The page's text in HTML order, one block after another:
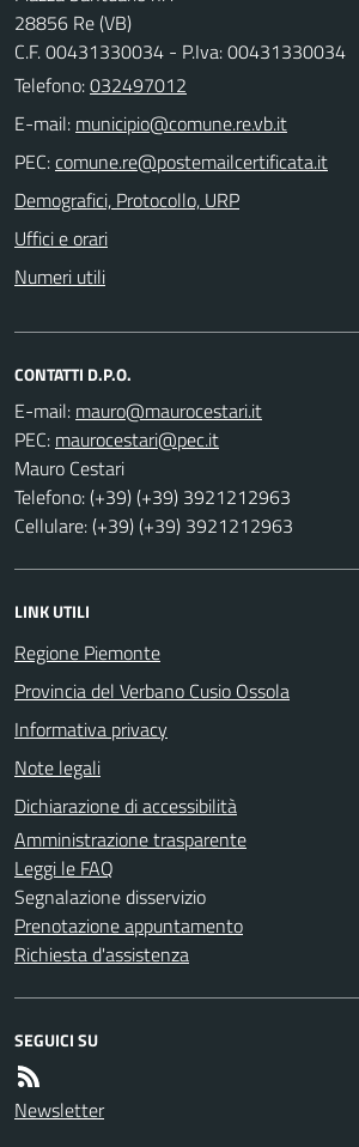
28856 Re (VB)
C.F. 00431330034 - P.Iva: 00431330034
Telefono:032497012
E-mail:
PEC:
Demografici, Protocollo, URP
Uffici e orari
Numeri utili
CONTATTI D.P.O.
E-mail:
PEC:
Mauro Cestari
Telefono: (+39) (+39) 3921212963
Cellulare: (+39) (+39) 3921212963
LINK UTILI
Regione Piemonte
Provincia del Verbano Cusio Ossola
Informativa privacy
Note legali
Dichiarazione di accessibilità
Amministrazione trasparente
Leggi le FAQ
Segnalazione disservizio
Prenotazione appuntamento
Richiesta d'assistenza
SEGUICI SU
Newsletter